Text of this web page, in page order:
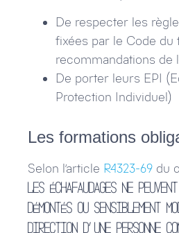
De respecter les
fixées par le Code du
recommandations de
De porter leurs EPI
Protection Individuel)
Les formations
Selon l’article R4323-69 du
Les échafaudages ne
démontés ou sensiblement
direction d’une personne